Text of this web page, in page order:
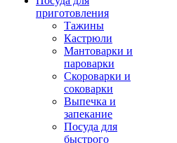
приготовления
Тажины
Кастрюли
Мантоварки и
пароварки
Скороварки и
соковарки
Выпечка и
запекание
Посуда для
быстрого